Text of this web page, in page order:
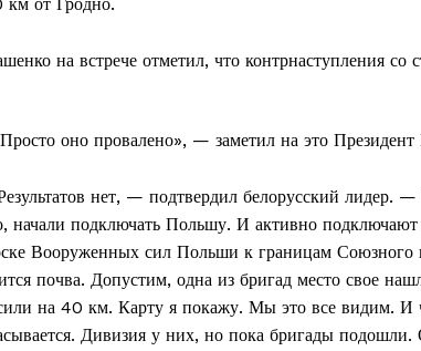
на встрече отметил, что контрнаступления со
оно провалено», — заметил на это Президент
нет, — подтвердил белорусский лидер.
начали подключать Польшу. И активно
Вооруженных сил Польши к границам
почва. Допустим, одна из бригад место свое
на 40 км. Карту я покажу. Мы это все видим. И
Дивизия у них, но пока бригады